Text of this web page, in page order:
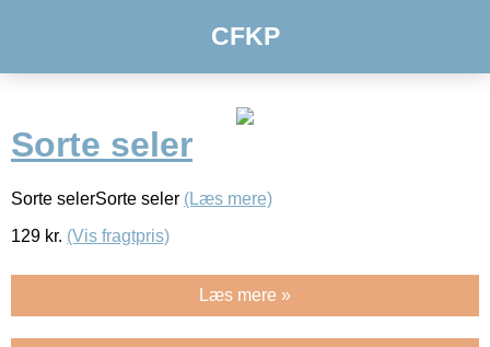
CFKP
Sorte seler
Sorte selerSorte seler (Læs mere)
129 kr. (Vis fragtpris)
Læs mere »